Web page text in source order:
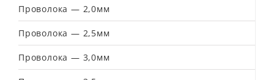
Проволока — 2,0мм
Проволока — 2,5мм
Проволока — 3,0мм